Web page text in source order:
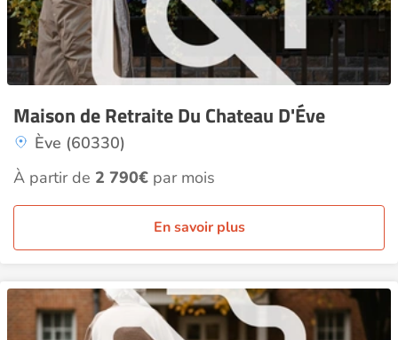
Maison de Retraite Du Chateau D'Éve
Ève (60330)
À partir de 2 790€ par mois
En savoir plus